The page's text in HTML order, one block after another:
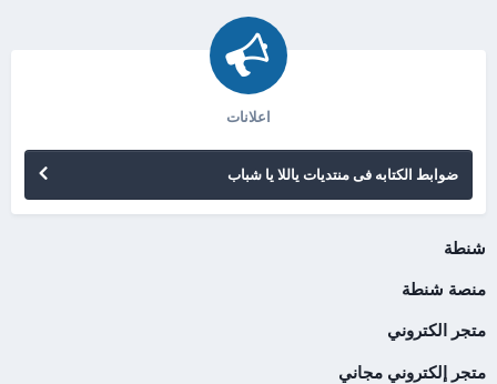
اعلانات
ضوابط الكتابه فى منتديات ياللا يا شباب
شنطة
منصة شنطة
متجر الكتروني
متجر إلكتروني مجاني